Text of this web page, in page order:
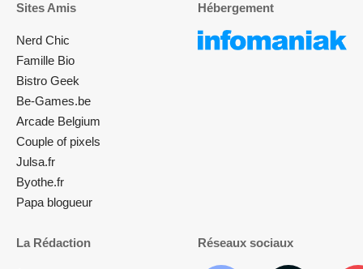
Sites Amis
Nerd Chic
Famille Bio
Bistro Geek
Be-Games.be
Arcade Belgium
Couple of pixels
Julsa.fr
Byothe.fr
Papa blogueur
Hébergement
La Rédaction Réseaux sociaux